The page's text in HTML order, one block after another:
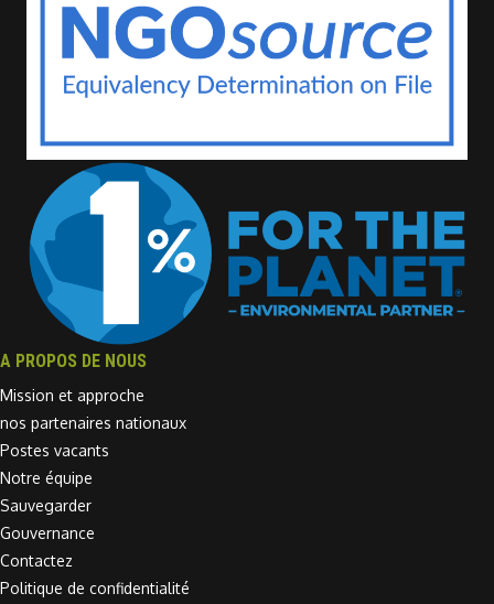
A PROPOS DE NOUS
Mission et approche
nos partenaires nationaux
Postes vacants
Notre équipe
Sauvegarder
Gouvernance
Contactez
Politique de confidentialité